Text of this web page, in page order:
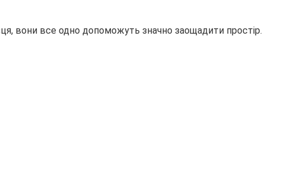
вони все одно допоможуть значно заощадити простір.